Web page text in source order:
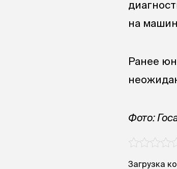
на
‎Ранее
Фото:
Загрузка